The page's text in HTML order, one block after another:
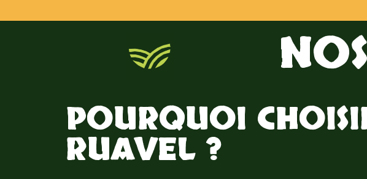
POURQUOI
RUAVEL ?